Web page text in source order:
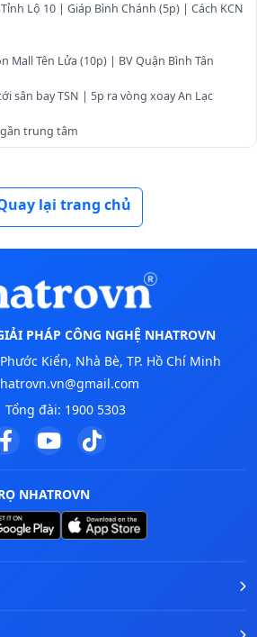
Lộ 10 | Giáp Bình Chánh (5p) | Cách KCN
Mall Tên Lửa (10p) | BV Quận Bình Tân
sân bay TSN | 5p ra vòng xoay An Lạc
trung tâm
lại trang chủ
PHÁP CÔNG NGHỆ NHATROVN
Kiển, Nhà Bè, TP. Hồ Chí Minh
Tổng đài: 1900 5303
NHATROVN